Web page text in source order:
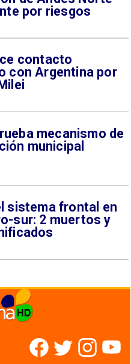
por riesgos
contacto
con Argentina por
mecanismo de
municipal
sistema frontal en
sur: 2 muertos y